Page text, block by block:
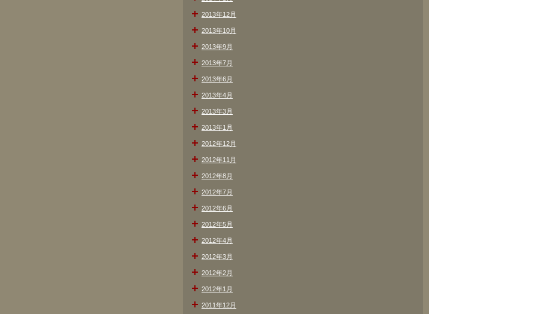
2013年12月
2013年10月
2013年9月
2013年7月
2013年6月
2013年4月
2013年3月
2013年1月
2012年12月
2012年11月
2012年8月
2012年7月
2012年6月
2012年5月
2012年4月
2012年3月
2012年2月
2012年1月
2011年12月